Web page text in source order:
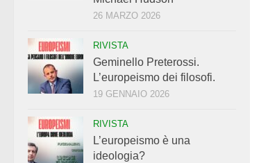
26 MARZO 2026
RIVISTA
Geminello Preterossi.
L’europeismo dei filosofi.
19 GENNAIO 2026
RIVISTA
L’europeismo è una
ideologia?